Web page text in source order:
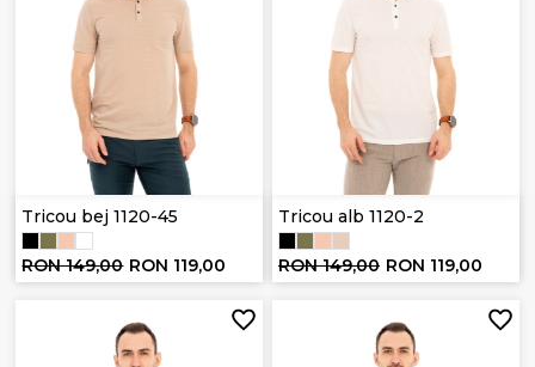
Tricou bej 1120-45
RON 149,00 RON 119,00
Tricou alb 1120-2
RON 149,00 RON 119,00